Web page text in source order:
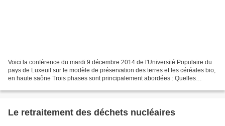
Voici la conférence du mardi 9 décembre 2014 de l'Université Populaire du
pays de Luxeuil sur le modèle de préservation des terres et les céréales bio,
en haute saône Trois phases sont principalement abordées : Quelles
Le retraitement des déchets nucléaires